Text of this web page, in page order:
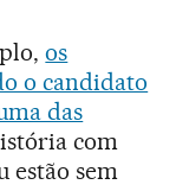
os
o candidato
das
com
estão sem